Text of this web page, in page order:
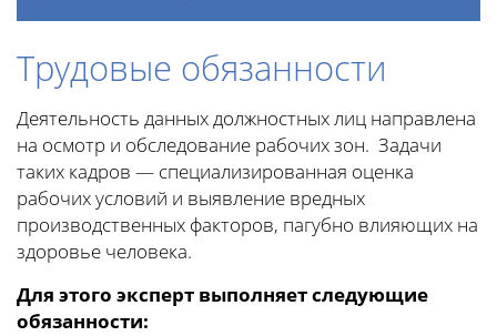
Трудовые обязанности
Деятельность данных должностных лиц направлена
на осмотр и обследование рабочих зон. Задачи
таких кадров — специализированная оценка
рабочих условий и выявление вредных
производственных факторов, пагубно влияющих на
здоровье человека.
Для этого эксперт выполняет следующие
обязанности: